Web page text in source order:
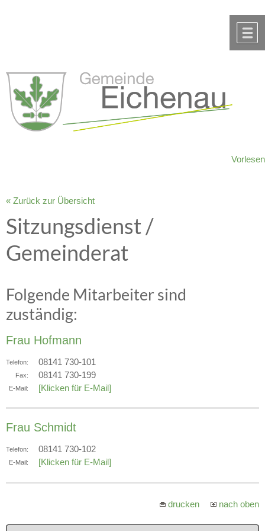
Vorlesen
« Zurück zur Übersicht
Sitzungsdienst /
Gemeinderat
Folgende Mitarbeiter sind
zuständig:
Frau Hofmann
Telefon: 08141 730-101
Fax: 08141 730-199
E-Mail: [Klicken für E-Mail]
Frau Schmidt
Telefon: 08141 730-102
E-Mail: [Klicken für E-Mail]
drucken nach oben